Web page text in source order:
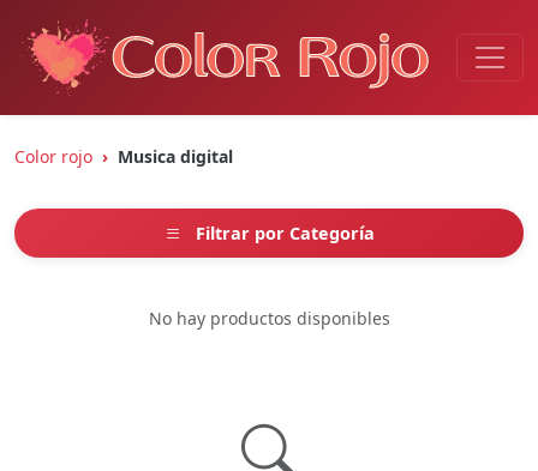
Color rojo Musica digital
Filtrar por Categoría
No hay productos disponibles